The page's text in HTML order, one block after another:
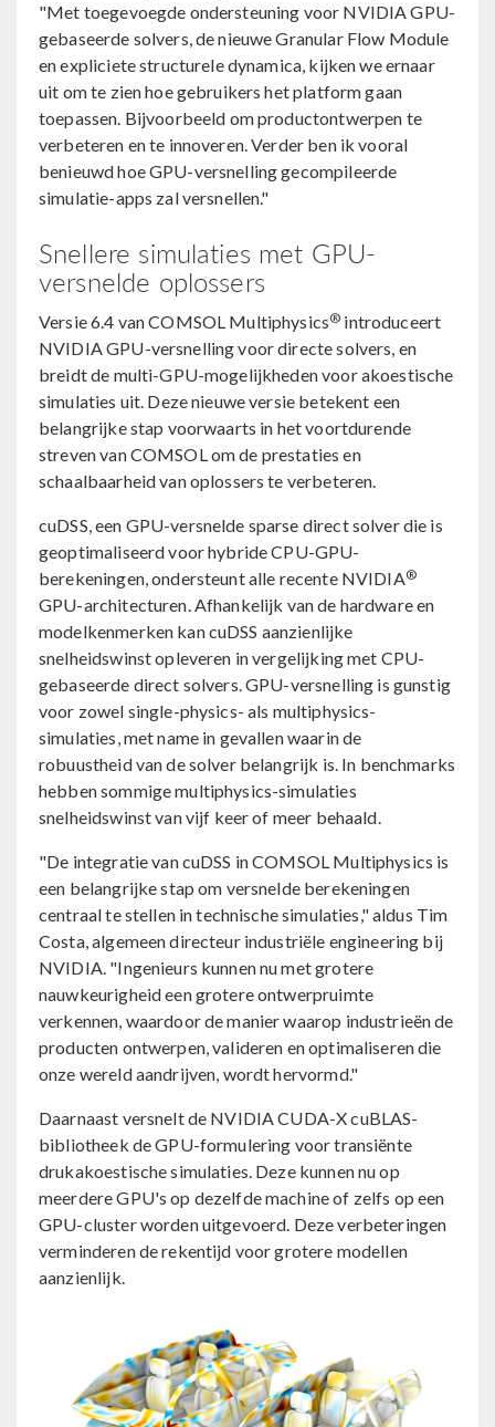
"Met toegevoegde ondersteuning voor NVIDIA GPU-
gebaseerde solvers, de nieuwe Granular Flow Module
en expliciete structurele dynamica, kijken we ernaar
uit om te zien hoe gebruikers het platform gaan
toepassen. Bijvoorbeeld om productontwerpen te
verbeteren en te innoveren. Verder ben ik vooral
benieuwd hoe GPU-versnelling gecompileerde
simulatie-apps zal versnellen."
Snellere simulaties met GPU-
versnelde oplossers
Versie 6.4 van COMSOL Multiphysics® introduceert
NVIDIA GPU-versnelling voor directe solvers, en
breidt de multi-GPU-mogelijkheden voor akoestische
simulaties uit. Deze nieuwe versie betekent een
belangrijke stap voorwaarts in het voortdurende
streven van COMSOL om de prestaties en
schaalbaarheid van oplossers te verbeteren.
cuDSS, een GPU-versnelde sparse direct solver die is
geoptimaliseerd voor hybride CPU-GPU-
berekeningen, ondersteunt alle recente NVIDIA®
GPU-architecturen. Afhankelijk van de hardware en
modelkenmerken kan cuDSS aanzienlijke
snelheidswinst opleveren in vergelijking met CPU-
gebaseerde direct solvers. GPU-versnelling is gunstig
voor zowel single-physics- als multiphysics-
simulaties, met name in gevallen waarin de
robuustheid van de solver belangrijk is. In benchmarks
hebben sommige multiphysics-simulaties
snelheidswinst van vijf keer of meer behaald.
"De integratie van cuDSS in COMSOL Multiphysics is
een belangrijke stap om versnelde berekeningen
centraal te stellen in technische simulaties," aldus Tim
Costa, algemeen directeur industriële engineering bij
NVIDIA. "Ingenieurs kunnen nu met grotere
nauwkeurigheid een grotere ontwerpruimte
verkennen, waardoor de manier waarop industrieën de
producten ontwerpen, valideren en optimaliseren die
onze wereld aandrijven, wordt hervormd."
Daarnaast versnelt de NVIDIA CUDA-X cuBLAS-
bibliotheek de GPU-formulering voor transiënte
drukakoestische simulaties. Deze kunnen nu op
meerdere GPU's op dezelfde machine of zelfs op een
GPU-cluster worden uitgevoerd. Deze verbeteringen
verminderen de rekentijd voor grotere modellen
aanzienlijk.